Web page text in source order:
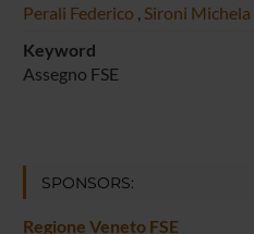
Perali Federico , Sironi Michela
Keyword
Assegno FSE
SPONSORS:
Regione Veneto FSE